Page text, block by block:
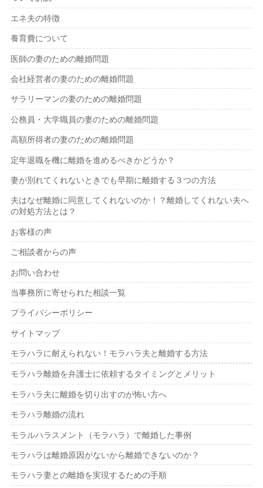
エネ夫の特徴
養育費について
医師の妻のための離婚問題
会社経営者の妻のための離婚問題
サラリーマンの妻のための離婚問題
公務員・大学職員の妻のための離婚問題
高額所得者の妻のための離婚問題
定年退職を機に離婚を進めるべきかどうか？
妻が別れてくれないときでも早期に離婚する３つの方法
夫はなぜ離婚に同意してくれないのか！？離婚してくれない夫へ
の対処方法とは？
お客様の声
ご相談者からの声
お問い合わせ
当事務所に寄せられた相談一覧
プライバシーポリシー
サイトマップ
モラハラに耐えられない！モラハラ夫と離婚する方法
モラハラ離婚を弁護士に依頼するタイミングとメリット
モラハラ夫に離婚を切り出すのが怖い方へ
モラハラ離婚の流れ
モラルハラスメント（モラハラ）で離婚した事例
モラハラは離婚原因がないから離婚できないのか？
モラハラ妻との離婚を実現するための手順